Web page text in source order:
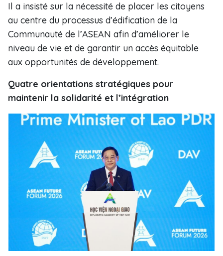
Il a insisté sur la nécessité de placer les citoyens
au centre du processus d’édification de la
Communauté de l’ASEAN afin d’améliorer le
niveau de vie et de garantir un accès équitable
aux opportunités de développement.
Quatre orientations stratégiques pour
maintenir la solidarité et l’intégration